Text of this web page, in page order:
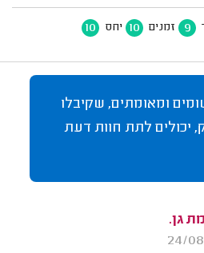
9 זמנים 10 יחס 10
ומאומתים, שקיבלו
יכולים לתת חוות דעת
גן.